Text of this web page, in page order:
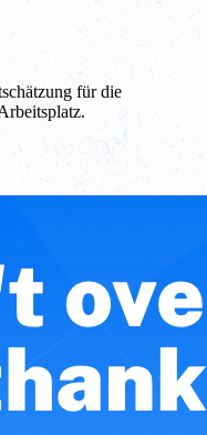
für die